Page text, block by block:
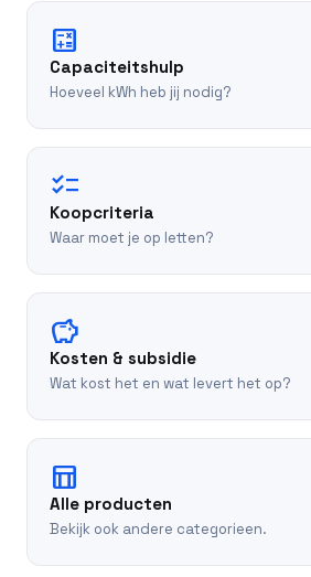
calculate
Capaciteitshulp
Hoeveel kWh heb jij nodig?
checklist
Koopcriteria
Waar moet je op letten?
savings
Kosten & subsidie
Wat kost het en wat levert het op?
table_chart
Alle producten
Bekijk ook andere categorieen.